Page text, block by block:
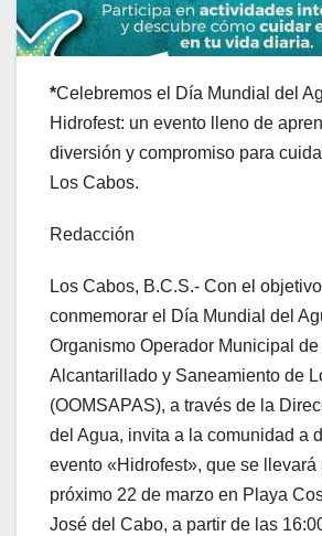
*Celebremos el Día Mundial del
Hidrofest: un evento lleno de
diversión y compromiso para
Los Cabos.
Redacción
Los Cabos, B.C.S.- Con el
conmemorar el Día Mundial del
Organismo Operador Municipal
Alcantarillado y Saneamiento de
(OOMSAPAS), a través de la
del Agua, invita a la comunidad a
evento «Hidrofest», que se llevará
próximo 22 de marzo en Playa
José del Cabo, a partir de las